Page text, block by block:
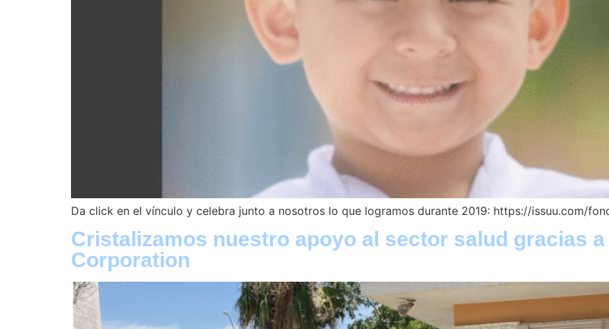
Da click en el vínculo y celebra junto a nosotros lo que logramos durante 2019: https://issuu.com/
Cristalizamos nuestro apoyo al sector salud gracias
Corporation